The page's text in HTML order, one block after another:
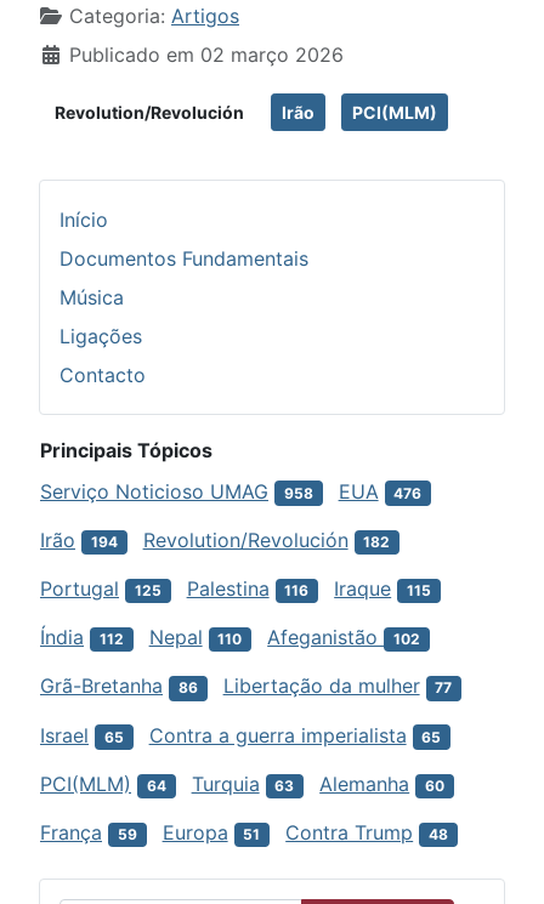
Detalhes
Categoria: Artigos
Publicado em 02 março 2026
Revolution/Revolución Irão PCI(MLM)
Início
Documentos Fundamentais
Música
Ligações
Contacto
Principais Tópicos
Serviço Noticioso UMAG
958 EUA 476
Irão 194 Revolution/Revolución 182
Portugal 125 Palestina 116 Iraque 115
Índia 112 Nepal 110 Afeganistão 102
Grã-Bretanha 86 Libertação da mulher 77
Israel 65 Contra a guerra imperialista 65
PCI(MLM) 64 Turquia 63 Alemanha 60
França 59 Europa 51 Contra Trump 48